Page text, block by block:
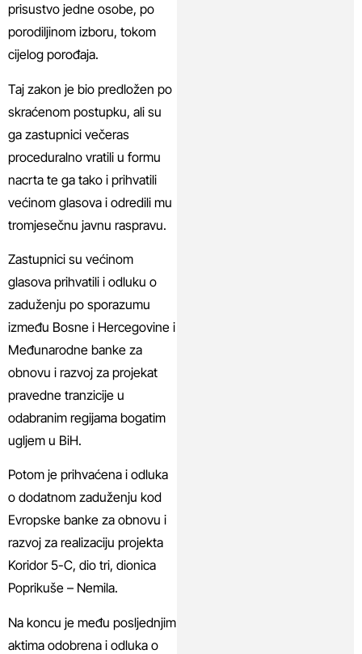
prisustvo jedne osobe, po
porodiljinom izboru, tokom
cijelog porođaja.
Taj zakon je bio predložen po
skraćenom postupku, ali su
ga zastupnici večeras
proceduralno vratili u formu
nacrta te ga tako i prihvatili
većinom glasova i odredili mu
tromjesečnu javnu raspravu.
Zastupnici su većinom
glasova prihvatili i odluku o
zaduženju po sporazumu
između Bosne i Hercegovine i
Međunarodne banke za
obnovu i razvoj za projekat
pravedne tranzicije u
odabranim regijama bogatim
ugljem u BiH.
Potom je prihvaćena i odluka
o dodatnom zaduženju kod
Evropske banke za obnovu i
razvoj za realizaciju projekta
Koridor 5-C, dio tri, dionica
Poprikuše – Nemila.
Na koncu je među posljednjim
aktima odobrena i odluka o